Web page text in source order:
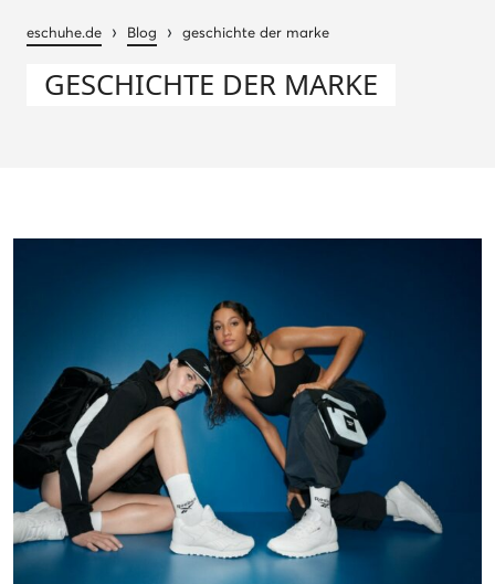
eschuhe.de › Blog › geschichte der marke
GESCHICHTE DER MARKE